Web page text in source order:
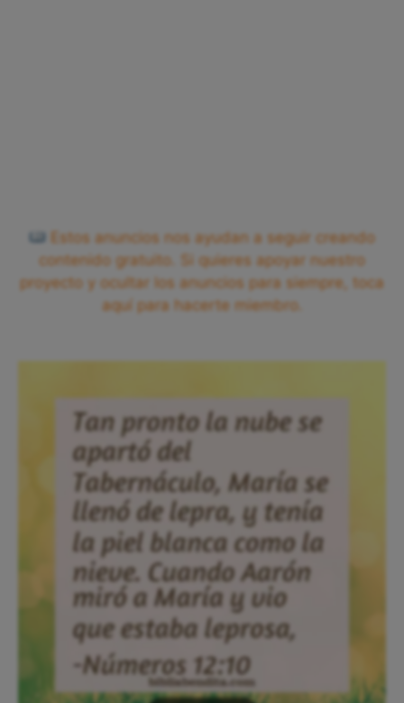
Estos anuncios nos ayudan a seguir creando
contenido gratuito. Si quieres apoyar nuestro
proyecto y ocultar los anuncios para siempre, toca
aquí para hacerte miembro.